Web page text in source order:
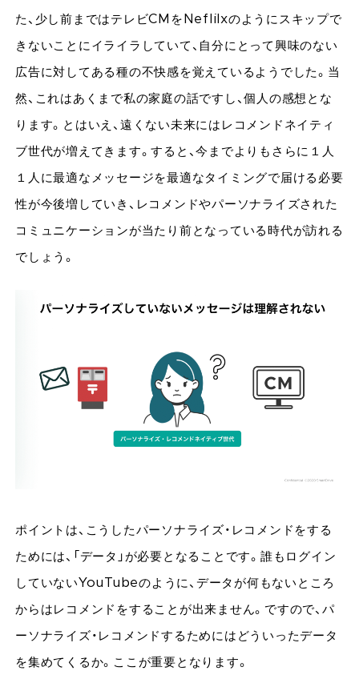
た、少し前まではテレビCMをNeflilxのようにスキップで
きないことにイライラしていて、自分にとって興味のない
広告に対してある種の不快感を覚えているようでした。当
然、これはあくまで私の家庭の話ですし、個人の感想とな
ります。とはいえ、遠くない未来にはレコメンドネイティ
ブ世代が増えてきます。すると、今までよりもさらに１人
１人に最適なメッセージを最適なタイミングで届ける必要
性が今後増していき、レコメンドやパーソナライズされた
コミュニケーションが当たり前となっている時代が訪れる
でしょう。
ポイントは、こうしたパーソナライズ・レコメンドをする
ためには、「データ」が必要となることです。誰もログイン
していないYouTubeのように、データが何もないところ
からはレコメンドをすることが出来ません。ですので、パ
ーソナライズ・レコメンドするためにはどういったデータ
を集めてくるか。ここが重要となります。